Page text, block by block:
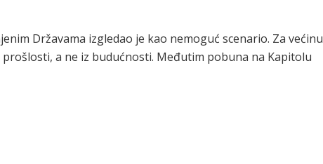
Državama izgledao je kao nemoguć scenario. Za većinu
a ne iz budućnosti. Međutim pobuna na Kapitolu